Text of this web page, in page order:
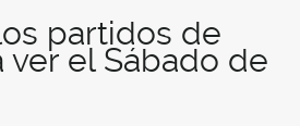
partidos de
el Sábado de